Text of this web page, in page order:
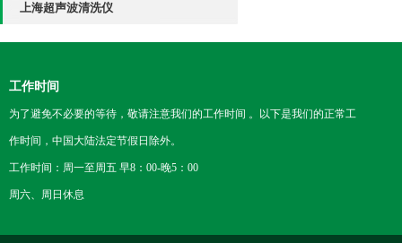
上海超声波清洗仪
工作时间
为了避免不必要的等待，敬请注意我们的工作时间 。以下是我们的正常工
作时间，中国大陆法定节假日除外。
工作时间：周一至周五 早8：00-晚5：00
周六、周日休息